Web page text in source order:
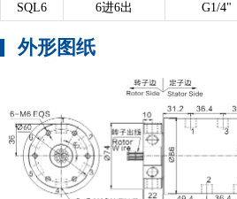
SQL6
6进6出 G1/4"
外形图纸